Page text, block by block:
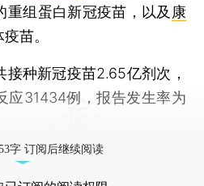
重组蛋白新冠疫苗，以及 康
苗。
种新冠疫苗2.65亿剂次，
应31434例，报告发生率为
字 订阅后继续阅读